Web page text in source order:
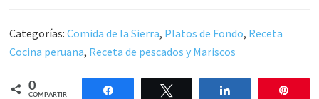
Categorías:Comida de la Sierra, Platos de Fondo, Receta
Cocina peruana, Receta de pescados y Mariscos
0
COMPARTIR
Compartir Compartir